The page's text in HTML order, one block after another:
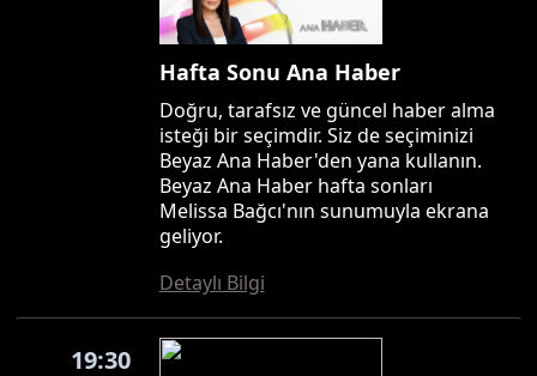
Hafta Sonu Ana Haber
Doğru, tarafsız ve güncel haber alma
isteği bir seçimdir. Siz de seçiminizi
Beyaz Ana Haber'den yana kullanın.
Beyaz Ana Haber hafta sonları
Melissa Bağcı'nın sunumuyla ekrana
geliyor.
Detaylı Bilgi
19:30